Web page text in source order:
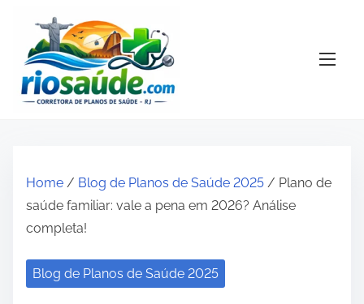
Home / Blog de Planos de Saúde 2025 / Plano de
saúde familiar: vale a pena em 2026? Análise
completa!
Blog de Planos de Saúde 2025